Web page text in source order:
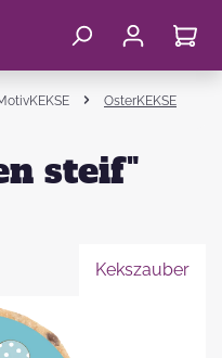
OsterKEKSE
steif"
Kekszauber